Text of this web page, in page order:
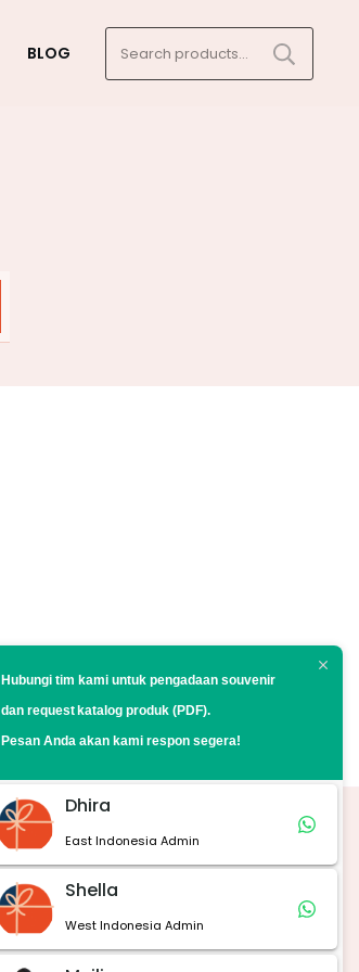
BLOG
for:
Marketplace
Hubungi tim kami untuk pengadaan souvenir
dan requestkatalog produk (PDF).
Pesan Anda akan kami respon segera!
Dhira
East Indonesia Admin
Shella
West Indonesia Admin